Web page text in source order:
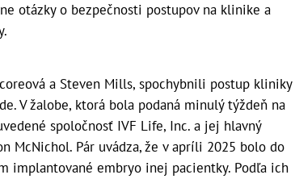
otázky o bezpečnosti postupov na klinike a
a Steven Mills, spochybnili postup kliniky
V žalobe, ktorá bola podaná minulý týždeň na
spoločnosť IVF Life, Inc. a jej hlavný
McNichol. Pár uvádza, že v apríli 2025 bolo do
implantované embryo inej pacientky. Podľa ich